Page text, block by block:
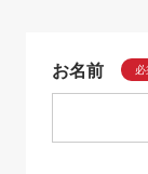
お名前